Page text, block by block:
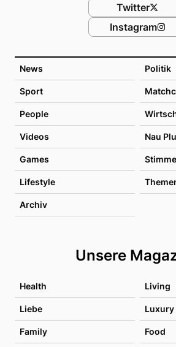
News Politik
Sport
People
Videos Nau
Games
Lifestyle
Archiv
Unsere
Health Living
Liebe Luxury
Family Food
Twitter
Instagram